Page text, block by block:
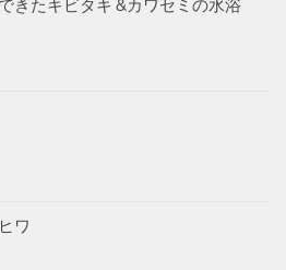
きたキビタキ &カワセミの水浴
ワ